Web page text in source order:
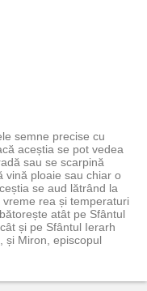
semne precise cu
aceștia se pot vedea
sau se scarpină
vină ploaie sau chiar o
se aud lătrând la
rea și temperaturi
atât pe Sfântul
și pe Sfântul Ierarh
și Miron, episcopul